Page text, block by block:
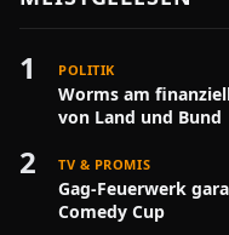
1 POLITIK
Worms am
von Land und Bund
2 TV & PROMIS
Gag-Feuerwerk
Comedy Cup